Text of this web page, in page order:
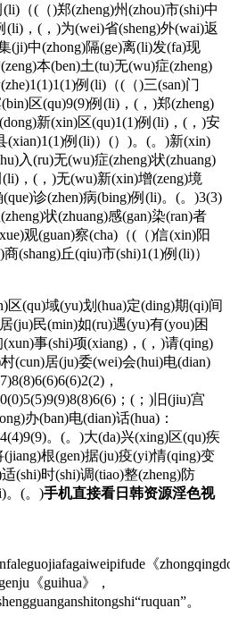
（(（)郑(zheng)州(zhou)市(shi)中
(li)，(，)为(wei)省(sheng)外(wai)返
(ji)中(zhong)隔(ge)离(li)发(fa)现
本(ben)土(tu)无(wu)症(zheng)
例(li)（(（)三(san)门
区(qu)9(9)例(li)，(，)郑(zheng)
新(xin)区(qu)1(1)例(li)，(，)安
(xian)1(1)例(li)）(）)。(。)新(xin)
入(ru)无(wu)症(zheng)状(zhuang)
，(，)无(wu)新(xin)增(zeng)境
诊(zhen)病(bing)例(li)。(。)3(3)
状(zhuang)感(gan)染(ran)者
观(guan)察(cha)（(（)信(xin)阳
(shang)丘(qiu)市(shi)1(1)例(li)）
域(yu)划(hua)定(ding)期(qi)间
(ju)民(min)如(ru)遇(yu)有(you)困
事(shi)项(xiang)，(，)请(qing)
(cun)居(ju)委(wei)会(hui)电(dian)
，
；(；)旧(jiu)宫
办(ban)电(dian)话(hua)：
。(。)大(da)兴(xing)区(qu)疾
根(gen)据(ju)疫(yi)情(qing)变
(shi)时(shi)调(tiao)整(zheng)防
。(。)手机直接看日韩资源淫色视
《
《guihua》，
。